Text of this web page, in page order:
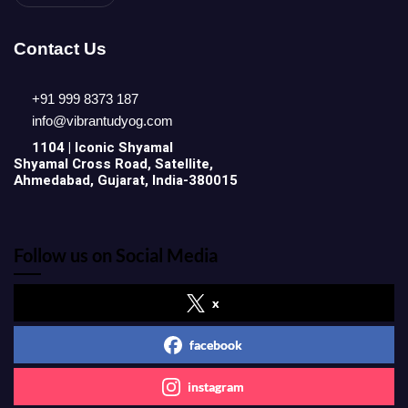
Contact Us
+91 999 8373 187
info@vibrantudyog.com
1104 | Iconic Shyamal
Shyamal Cross Road, Satellite,
Ahmedabad, Gujarat, India-380015
Follow us on Social Media
x
facebook
instagram